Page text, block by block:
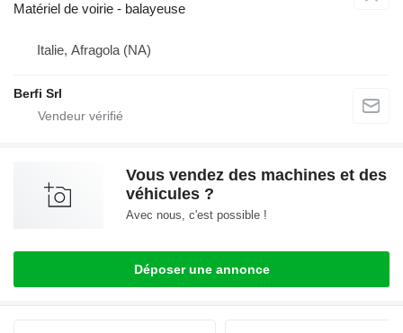
Matériel de voirie - balayeuse
Italie, Afragola (NA)
Berfi Srl
Vous vendez des machines et des
véhicules ?
Avec nous, c'est possible !
Déposer une annonce